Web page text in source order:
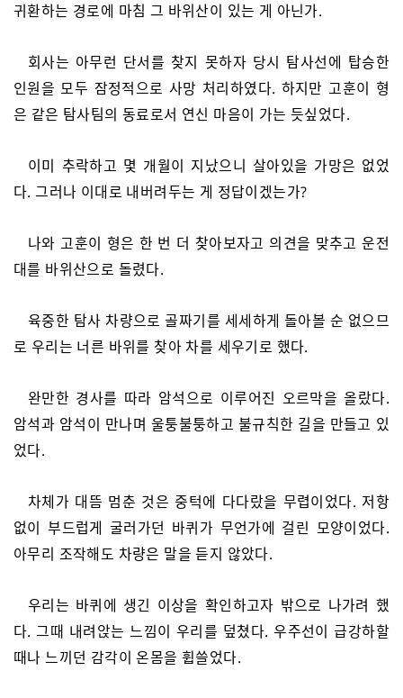
귀환하는 경로에 마침 그 바위산이 있는 게 아닌가.
회사는 아무런 단서를 찾지 못하자 당시 탐사선에 탑승한
인원을 모두 잠정적으로 사망 처리하였다. 하지만 고훈이 형
은 같은 탐사팀의 동료로서 연신 마음이 가는 듯싶었다.
이미 추락하고 몇 개월이 지났으니 살아있을 가망은 없었
다. 그러나 이대로 내버려두는 게 정답이겠는가?
나와 고훈이 형은 한 번 더 찾아보자고 의견을 맞추고 운전
대를 바위산으로 돌렸다.
육중한 탐사 차량으로 골짜기를 세세하게 돌아볼 순 없으므
로 우리는 너른 바위를 찾아 차를 세우기로 했다.
완만한 경사를 따라 암석으로 이루어진 오르막을 올랐다.
암석과 암석이 만나며 울퉁불퉁하고 불규칙한 길을 만들고 있
었다.
차체가 대뜸 멈춘 것은 중턱에 다다랐을 무렵이었다. 저항
없이 부드럽게 굴러가던 바퀴가 무언가에 걸린 모양이었다.
아무리 조작해도 차량은 말을 듣지 않았다.
우리는 바퀴에 생긴 이상을 확인하고자 밖으로 나가려 했
다. 그때 내려앉는 느낌이 우리를 덮쳤다. 우주선이 급강하할
때나 느끼던 감각이 온몸을 휩쓸었다.